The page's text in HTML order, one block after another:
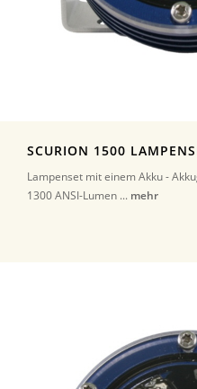
SCURION 1500
Lampenset mit einem Akku -
1300 ANSI-Lumen ... mehr